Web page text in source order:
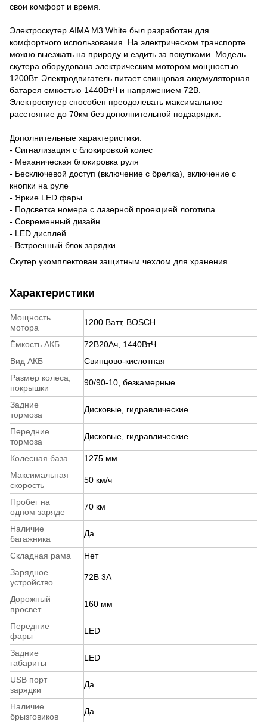
свои комфорт и время.
Электроскутер AIMA M3 White был разработан для
комфортного использования. На электрическом транспорте
можно выезжать на природу и ездить за покупками. Модель
скутера оборудована электрическим мотором мощностью
1200Вт. Электродвигатель питает свинцовая аккумуляторная
батарея емкостью 1440ВтЧ и напряжением 72В.
Электроскутер способен преодолевать максимальное
расстояние до 70км без дополнительной подзарядки.
Дополнительные характеристики:
- Сигнализация с блокировкой колес
- Механическая блокировка руля
- Бесключевой доступ (включение с брелка), включение с
кнопки на руле
- Яркие LED фары
- Подсветка номера с лазерной проекцией логотипа
- Современный дизайн
- LED дисплей
- Встроенный блок зарядки
Скутер укомплектован защитным чехлом для хранения.
Характеристики
Мощность
мотора
1200 Ватт, BOSCH
Ёмкость АКБ
72В20Ач, 1440ВтЧ
Вид АКБ
Свинцово-кислотная
Размер колеса,
покрышки
90/90-10, безкамерные
Задние
тормоза
Дисковые, гидравлические
Передние
тормоза
Дисковые, гидравлические
Колесная база
1275 мм
Максимальная
скорость
50 км/ч
Пробег на
одном заряде
70 км
Наличие
багажника
Да
Складная рама
Нет
Зарядное
устройство
72В 3А
Дорожный
просвет
160 мм
Передние
фары
LED
Задние
габариты
LED
USB порт
зарядки
Да
Наличие
брызговиков
Да